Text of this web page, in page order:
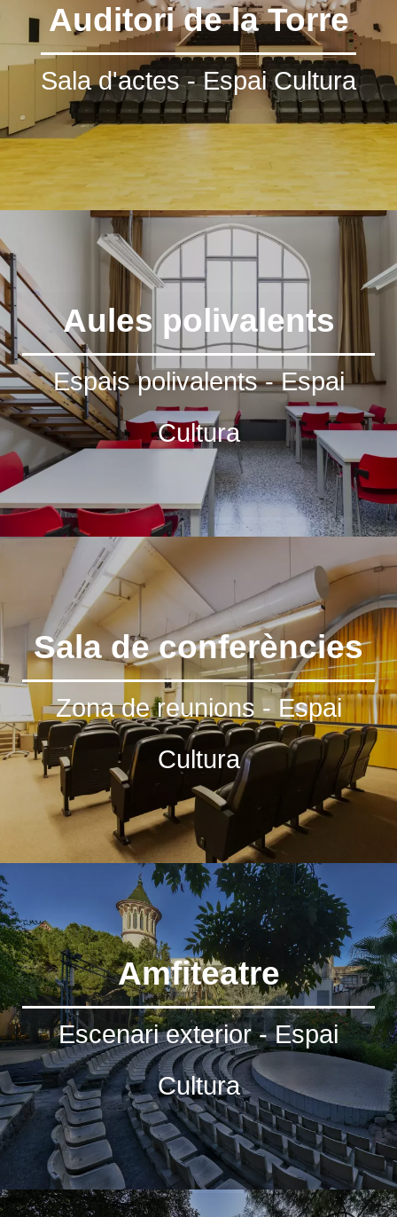
Auditori de la Torre
Sala d'actes - Espai Cultura
Aules polivalents
Espais polivalents - Espai
Cultura
Sala de conferències
Zona de reunions - Espai
Cultura
Amfiteatre
Escenari exterior - Espai
Cultura